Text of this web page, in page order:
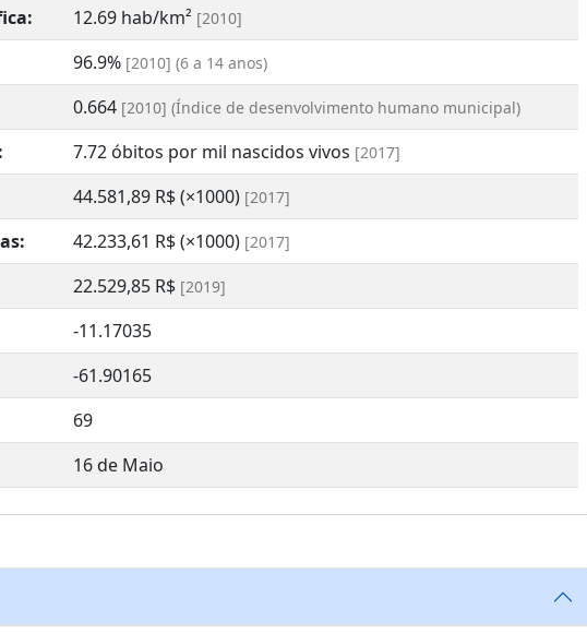
12.69 hab/km² [2010]
96.9% [2010] (6 a 14 anos)
0.664 [2010] (Índice de desenvolvimento humano municipal)
7.72 óbitos por mil nascidos vivos [2017]
44.581,89 R$ (×1000) [2017]
42.233,61 R$ (×1000) [2017]
22.529,85 R$ [2019]
-11.17035
-61.90165
69
16 de Maio